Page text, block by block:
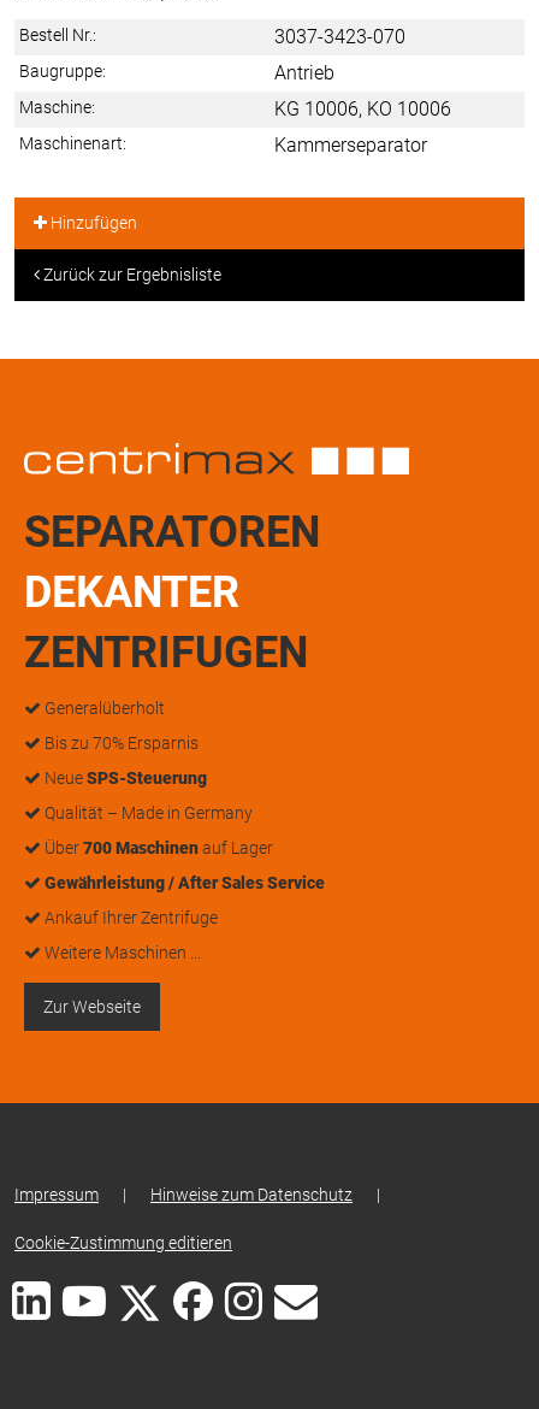
Bestell Nr.: 3037-3423-070
Baugruppe: Antrieb
Maschine: KG 10006, KO 10006
Maschinenart: Kammerseparator
Hinzufügen
Zurück zur Ergebnisliste
SEPARATOREN
DEKANTER
ZENTRIFUGEN
Generalüberholt
Bis zu 70% Ersparnis
NeueSPS-Steuerung
Qualität – Made in Germany
Über700 Maschinenauf Lager
Gewährleistung / After Sales Service
Ankauf Ihrer Zentrifuge
Weitere Maschinen …
Zur Webseite
Impressum | Hinweise zum Datenschutz |
Cookie-Zustimmung editieren